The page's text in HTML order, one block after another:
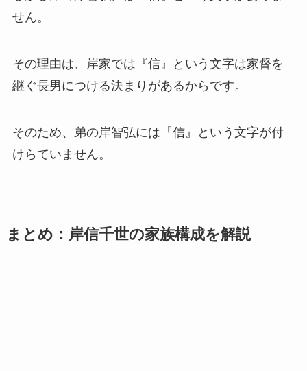
せん。
その理由は、岸家では『信』という文字は家督を
継ぐ長男につける決まりがあるからです。
そのため、弟の岸智弘には『信』という文字が付
けらていません。
まとめ：岸信千世の家族構成を解説